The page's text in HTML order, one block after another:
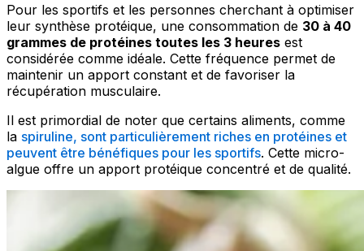
Pour les sportifs et les personnes cherchant à optimiser
leur synthèse protéique, une consommation de 30 à 40
grammes de protéines toutes les 3 heures est
considérée comme idéale. Cette fréquence permet de
maintenir un apport constant et de favoriser la
récupération musculaire.
Il est primordial de noter que certains aliments, comme
la spiruline, sont particulièrement riches en protéines et
peuvent être bénéfiques pour les sportifs. Cette micro-
algue offre un apport protéique concentré et de qualité.